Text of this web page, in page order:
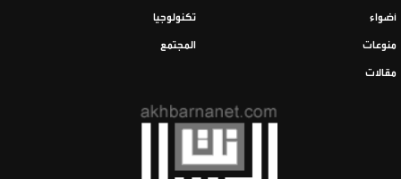
أضواء تكنولوجيا
منوعات المجتمع
مقالات